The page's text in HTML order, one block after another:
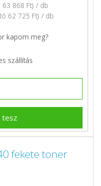
63 868 Ft) / db
62 725 Ft) / db
kapom meg?
szállítás
fekete toner